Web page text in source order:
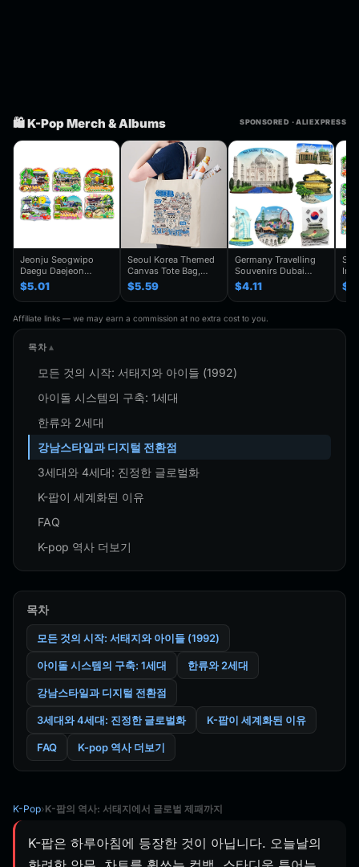
🛍️ K-Pop Merch & Albums SPONSORED · ALIEXPRESS
Jeonju Seogwipo
Daegu Daejeon
Chuncheon Andong
South Korea Fridge
Magnet Travel
Souvenir Gift
Handmade Decorative
$5.01
Seoul Korea Themed
Canvas Tote Bag,
Seoul Souvenir Gift,
Seoul City Shoulder
Bag For
Traveler,Trendy
Folding Shoulder Bag
$5.59
Germany Travelling
Souvenirs Dubai
Kuwait Fridge
Stickers Japan
Shanghai Korea
Finland Mauritius
Fridge Magnets
$4.11
Affiliate links — we may earn a commission at no extra cost to you.
목차
모든 것의 시작: 서태지와 아이들 (1992)
아이돌 시스템의 구축: 1세대
한류와 2세대
강남스타일과 디지털 전환점
3세대와 4세대: 진정한 글로벌화
K-팝이 세계화된 이유
FAQ
K-pop 역사 더보기
목차
모든 것의 시작: 서태지와 아이들 (1992)
아이돌 시스템의 구축: 1세대 한류와 2세대
강남스타일과 디지털 전환점
3세대와 4세대: 진정한 글로벌화 K-팝이 세계화된 이유
FAQ K-pop 역사 더보기
K-Pop›K-팝의 역사: 서태지에서 글로벌 제패까지
K-팝은 하루아침에 등장한 것이 아닙니다. 오늘날의